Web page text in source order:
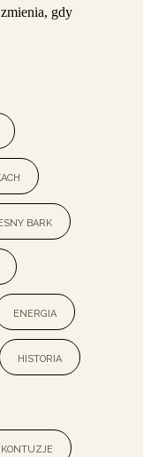
gdy
bark
energia
historia
kontuzje